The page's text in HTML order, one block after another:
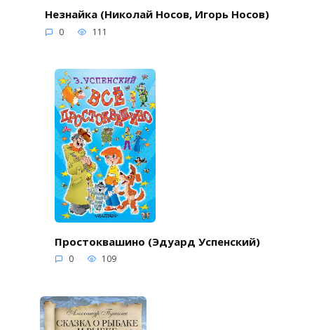
Незнайка (Николай Носов, Игорь Носов)
0 111
Простоквашино (Эдуард Успенский)
0 109